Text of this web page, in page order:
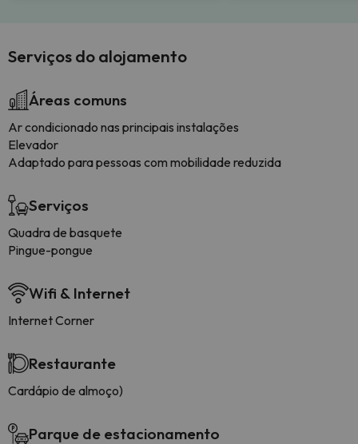
Serviços do alojamento
Áreas comuns
Ar condicionado nas principais instalações
Elevador
Adaptado para pessoas com mobilidade reduzida
Serviços
Quadra de basquete
Pingue-pongue
Wifi & Internet
Internet Corner
Restaurante
Cardápio de almoço)
Parque de estacionamento